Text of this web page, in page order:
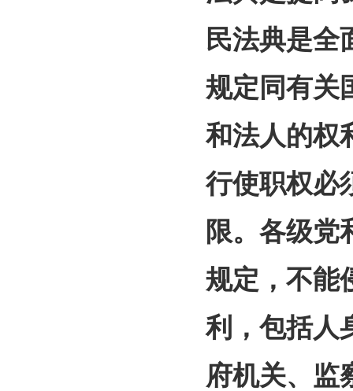
民法典是全
规定同有关
和法人的权
行使职权必
限。各级党
规定，不能
利，包括人
府机关、监